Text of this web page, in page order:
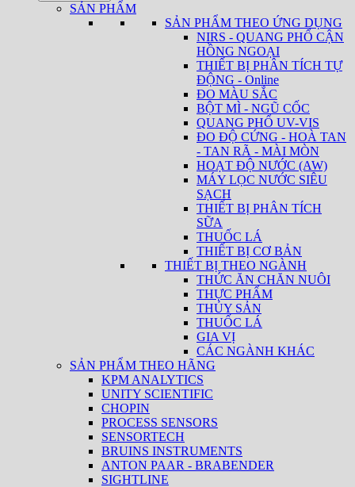
SẢN PHẨM
SẢN PHẨM THEO ỨNG DỤNG
NIRS - QUANG PHỔ CẬN
HỒNG NGOẠI
THIẾT BỊ PHÂN TÍCH TỰ
ĐỘNG - Online
ĐO MÀU SẮC
BỘT MÌ - NGŨ CỐC
QUANG PHỔ UV-VIS
ĐO ĐỘ CỨNG - HOÀ TAN
- TAN RÃ - MÀI MÒN
HOẠT ĐỘ NƯỚC (AW)
MÁY LỌC NƯỚC SIÊU
SẠCH
THIẾT BỊ PHÂN TÍCH
SỮA
THUỐC LÁ
THIẾT BỊ CƠ BẢN
THIẾT BỊ THEO NGÀNH
THỨC ĂN CHĂN NUÔI
THỰC PHẨM
THỦY SẢN
THUỐC LÁ
GIA VỊ
CÁC NGÀNH KHÁC
SẢN PHẨM THEO HÃNG
KPM ANALYTICS
UNITY SCIENTIFIC
CHOPIN
PROCESS SENSORS
SENSORTECH
BRUINS INSTRUMENTS
ANTON PAAR - BRABENDER
SIGHTLINE